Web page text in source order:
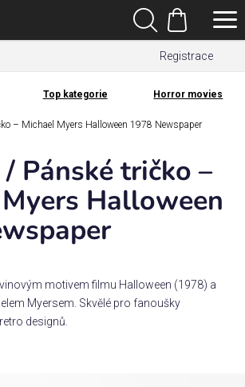
Registrace
Hledat
Nákupní
košík
Top kategorie Horror movies
– Michael Myers Halloween 1978 Newspaper
Pánské tričko –
Halloween
motivem filmu Halloween (1978) a
Myersem. Skvělé pro fanoušky
designů.